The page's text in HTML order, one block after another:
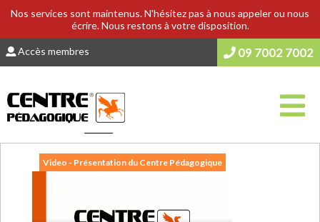
Nos services sont maintenus. N'hésitez pas à nous appeler ou nous
écrire. Nous restons à votre disposition.
Accès membres 09 7002 7002
Video - Présentation du Centre Pédagogique